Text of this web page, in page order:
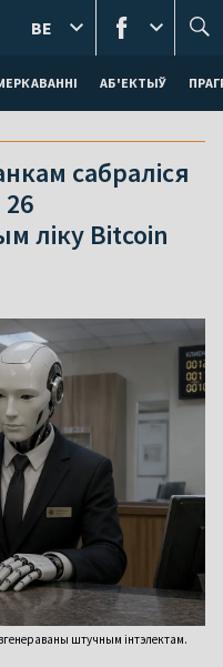
АБ'ЕКТЫЎ
BE
сабраліся
26
ліку Bitcoin
штучным інтэлектам.